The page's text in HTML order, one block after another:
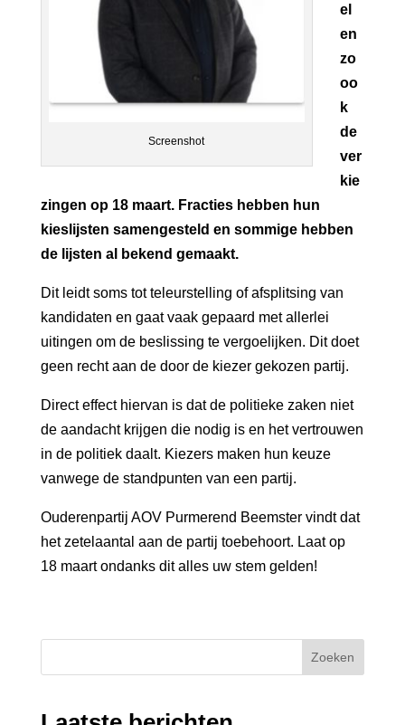
Screenshot
el
en
zo
oo
k
de
ver
kie
zingen op 18 maart. Fracties hebben hun
kieslijsten samengesteld en sommige hebben
de lijsten al bekend gemaakt.
Dit leidt soms tot teleurstelling of afsplitsing van
kandidaten en gaat vaak gepaard met allerlei
uitingen om de beslissing te vergoelijken. Dit doet
geen recht aan de door de kiezer gekozen partij.
Direct effect hiervan is dat de politieke zaken niet
de aandacht krijgen die nodig is en het vertrouwen
in de politiek daalt. Kiezers maken hun keuze
vanwege de standpunten van een partij.
Ouderenpartij AOV Purmerend Beemster vindt dat
het zetelaantal aan de partij toebehoort. Laat op
18 maart ondanks dit alles uw stem gelden!
Zoeken